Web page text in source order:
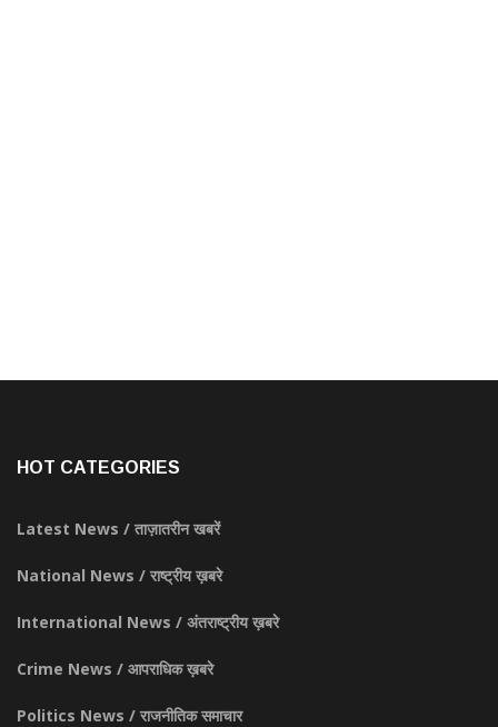
HOT CATEGORIES
Latest News / ताज़ातरीन खबरें
National News / राष्ट्रीय ख़बरे
International News / अंतराष्ट्रीय ख़बरे
Crime News / आपराधिक ख़बरे
Politics News / राजनीतिक समाचार